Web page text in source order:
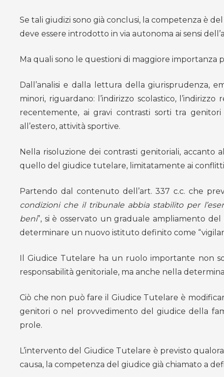
Se tali giudizi sono già conclusi, la competenza è
deve essere introdotto in via autonoma ai sensi
Ma quali sono le questioni di maggiore
Dall’analisi e dalla lettura della giurisprudenza,
minori, riguardano: l’indirizzo scolastico,
recentemente, ai gravi contrasti sorti tra
all’estero, attività sportive.
Nella risoluzione dei contrasti genitoriali,
quello del giudice tutelare, limitatamente ai conflitti
Partendo dal contenuto dell’art. 337 c.c. che
condizioni che il tribunale abbia stabilito per
beni”, si è osservato un graduale ampliamento
determinare un nuovo istituto definito come
Il Giudice Tutelare ha un ruolo importante non
responsabilità genitoriale, ma anche nella
Ciò che non può fare il Giudice Tutelare è
genitori o nel provvedimento del giudice della
prole.
L’intervento del Giudice Tutelare è previsto
causa, la competenza del giudice già chiamato a